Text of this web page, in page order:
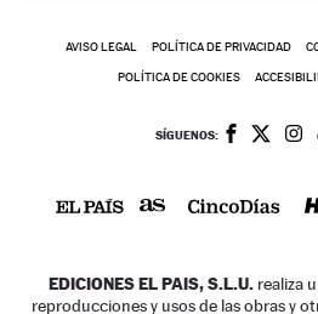
AVISO LEGAL POLÍTICA DE PRIVACIDAD
POLÍTICA DE COOKIES
SÍGUENOS:
EDICIONES EL PAIS, S.L.U. realiza
reproducciones y usos de las obras y